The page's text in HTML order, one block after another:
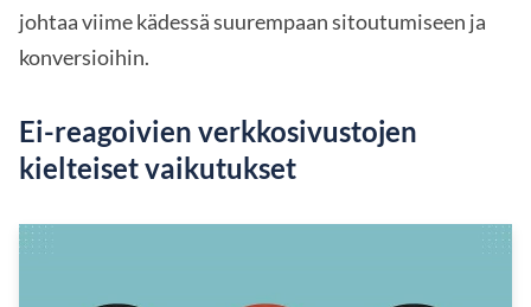
johtaa viime kädessä suurempaan sitoutumiseen ja
konversioihin.
Ei-reagoivien verkkosivustojen
kielteiset vaikutukset